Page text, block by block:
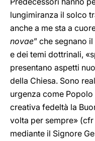
lungimiranza il solco
anche a me sta a
novae” che segnano
e dei temi dottrinali,
presentano aspetti
della Chiesa. Sono
urgenza come
creativa fedeltà la
volta per sempre» (cfr
mediante il Signore